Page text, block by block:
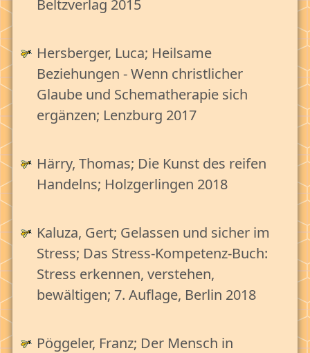
Beltzverlag 2015
Hersberger, Luca; Heilsame
Beziehungen - Wenn christlicher
Glaube und Schematherapie sich
ergänzen; Lenzburg 2017
Härry, Thomas; Die Kunst des reifen
Handelns; Holzgerlingen 2018
Kaluza, Gert; Gelassen und sicher im
Stress; Das Stress-Kompetenz-Buch:
Stress erkennen, verstehen,
bewältigen; 7. Auflage, Berlin 2018
Pöggeler, Franz; Der Mensch in